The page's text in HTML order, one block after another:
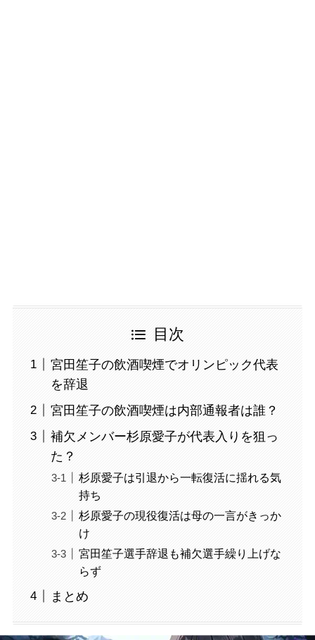
目次
宮田笙子の飲酒喫煙でオリンピック代表
を辞退
宮田笙子の飲酒喫煙は内部通報者は誰？
補欠メンバー杉原愛子が代表入りを狙っ
た？
杉原愛子は引退から一転復活に揺れる気
持ち
杉原愛子の現役復活は母の一言がきっか
け
宮田笙子選手辞退も補欠選手繰り上げな
らず
まとめ